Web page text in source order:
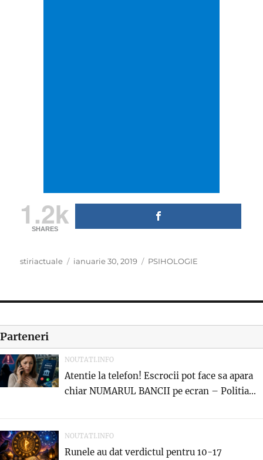
1.2k
SHARES
Author
stiriactuale
Posted
ianuarie 30, 2019 Categories
PSIHOLOGIE
Parteneri
NOUTATI.INFO
Atentie la telefon! Escrocii pot face sa apara
chiar NUMARUL BANCII pe ecran – Politia...
NOUTATI.INFO
Runele au dat verdictul pentru 10-17